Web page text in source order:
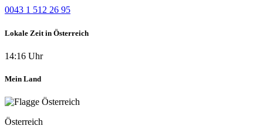
0043 1 512 26 95
Lokale Zeit in Österreich
14:16 Uhr
Mein Land
Österreich